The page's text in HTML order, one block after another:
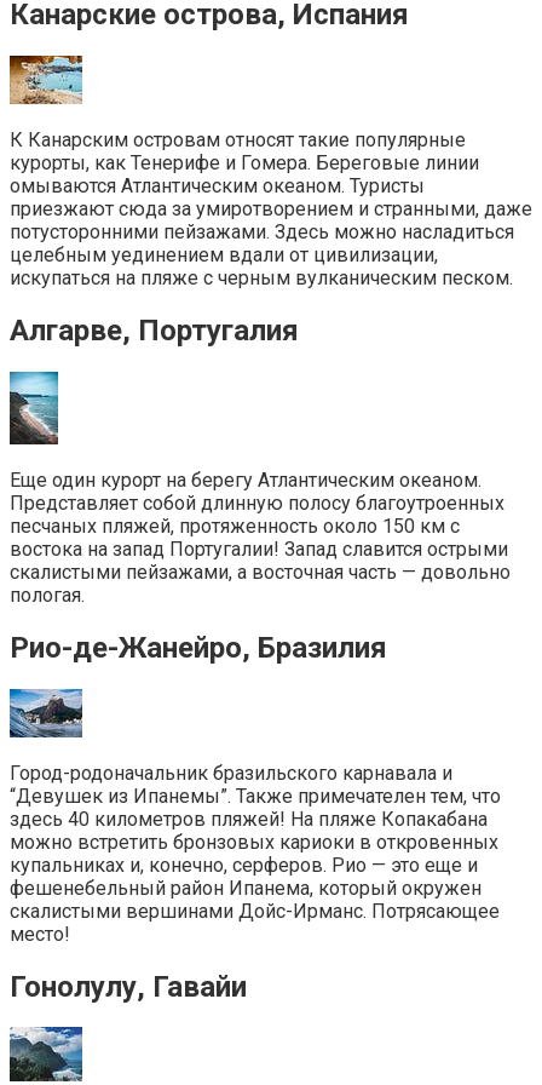
Канарские острова, Испания
К Канарским островам относят такие популярные
курорты, как Тенерифе и Гомера. Береговые линии
омываются Атлантическим океаном. Туристы
приезжают сюда за умиротворением и странными, даже
потусторонними пейзажами. Здесь можно насладиться
целебным уединением вдали от цивилизации,
искупаться на пляже с черным вулканическим песком.
Алгарве, Португалия
Еще один курорт на берегу Атлантическим океаном.
Представляет собой длинную полосу благоутроенных
песчаных пляжей, протяженность около 150 км с
востока на запад Португалии! Запад славится острыми
скалистыми пейзажами, а восточная часть — довольно
пологая.
Рио-де-Жанейро, Бразилия
Город-родоначальник бразильского карнавала и
“Девушек из Ипанемы”. Также примечателен тем, что
здесь 40 километров пляжей! На пляже Копакабана
можно встретить бронзовых кариоки в откровенных
купальниках и, конечно, серферов. Рио — это еще и
фешенебельный район Ипанема, который окружен
скалистыми вершинами Дойс-Ирманс. Потрясающее
место!
Гонолулу, Гавайи